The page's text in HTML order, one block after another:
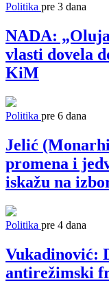
Politika pre 3 dana
NADA:
vlasti dovela
KiM
Politika pre 6 dana
Jelić
promena i
iskažu na
Politika pre 4 dana
Vukadinović:
antirežimski